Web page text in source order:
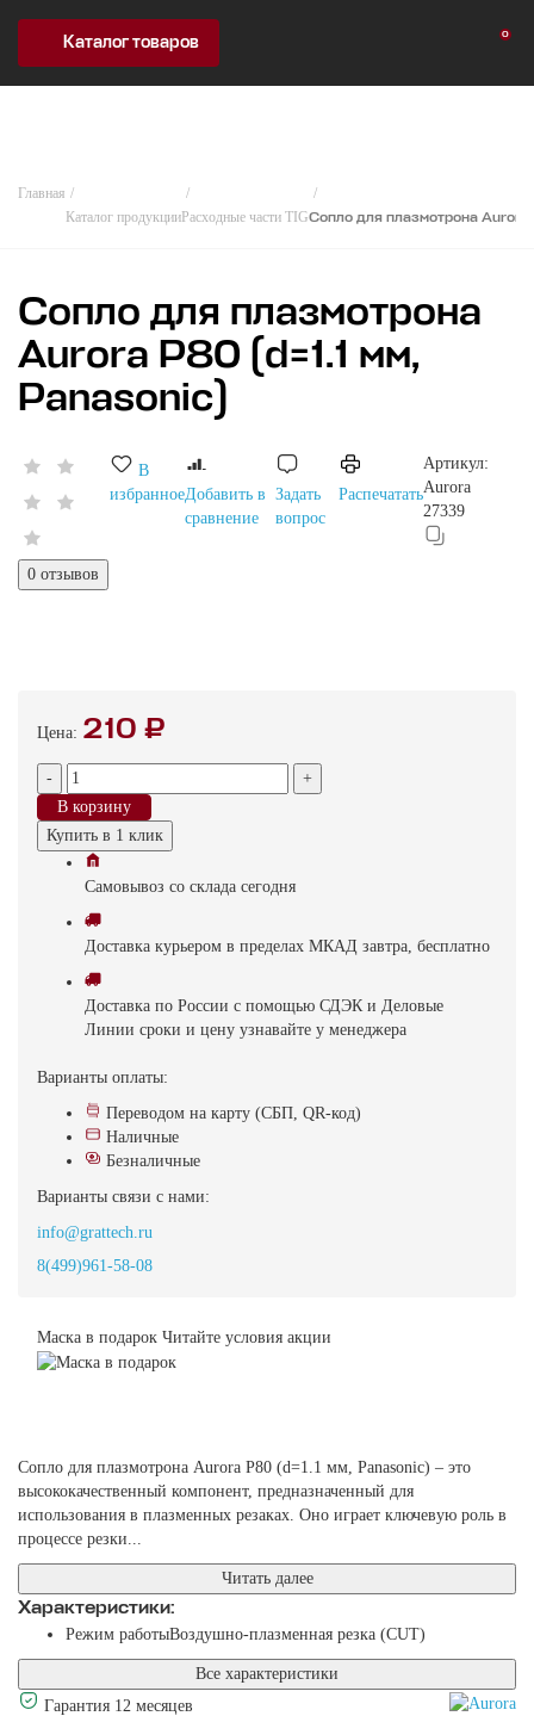
Каталог товаров
0
Главная
Каталог продукции Расходные части TIGСопло для плазмотрона Aurora
Сопло для плазмотрона
Aurora P80 (d=1.1 мм,
Panasonic)
0 отзывов
В
избранноеДобавить в
сравнение
Задать
вопрос
Распечатать
Артикул:
Aurora
27339
Цена: 210 ₽
-
+
В корзину
Купить в 1 клик
Самовывоз со склада cегодня
Доставка курьером в пределах МКАД завтра, бесплатно
Доставка по России с помощью СДЭК и Деловые
Линии сроки и цену узнавайте у менеджера
Варианты оплаты:
Переводом на карту (СБП, QR-код)
Наличные
Безналичные
Варианты связи с нами:
info@grattech.ru
8(499)961-58-08
Маска в подарок Читайте условия акции
Сопло для плазмотрона Aurora P80 (d=1.1 мм, Panasonic) – это
высококачественный компонент, предназначенный для
использования в плазменных резаках. Оно играет ключевую роль в
процессе резки...
Читать далее
Характеристики:
Режим работыВоздушно-плазменная резка (CUT)
Все характеристики
Гарантия 12 месяцев